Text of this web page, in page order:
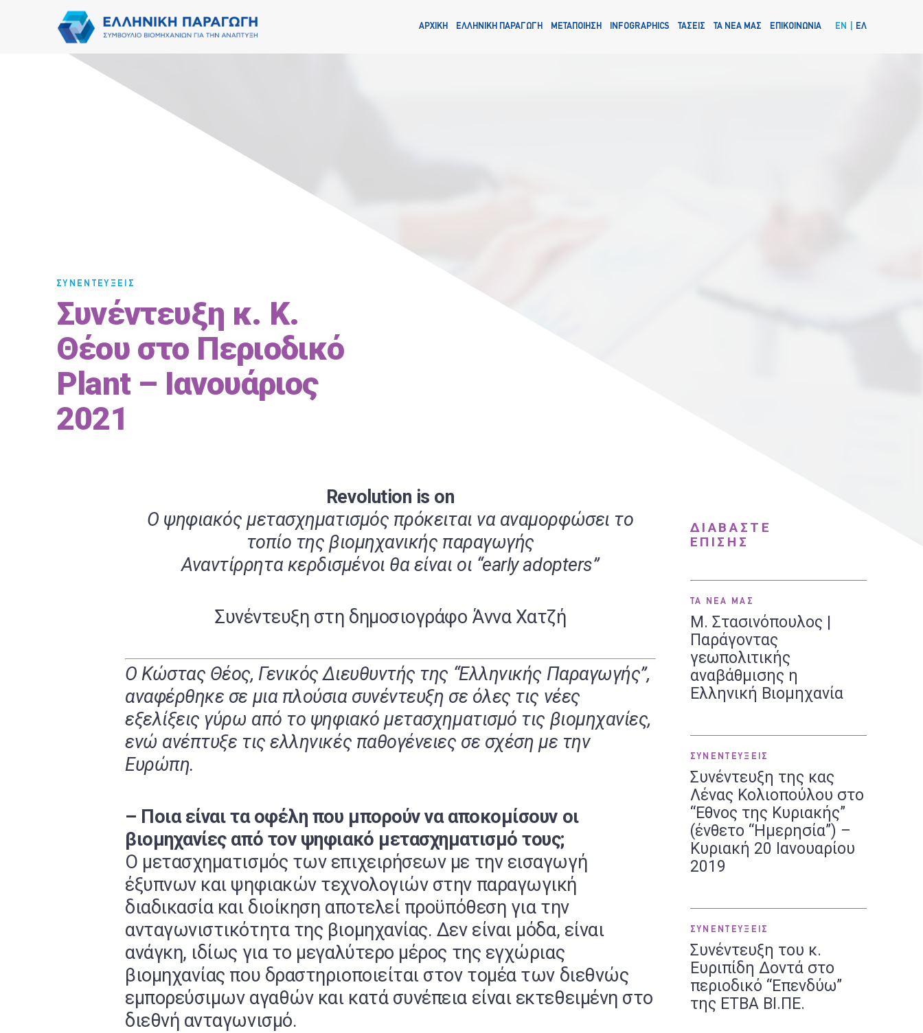
ΑΡΧΙΚΗ ΕΛΛΗΝΙΚΗ ΠΑΡΑΓΩΓΗ ΜΕΤΑΠΟΙΗΣΗ INFOGRAPHICS ΤΑΣΕΙΣ ΤΑ ΝΕΑ ΜΑΣ ΕΠΙΚΟΙΝΩΝΙΑ EN ΕΛ
ΣΥΝΕΝΤΕΥΞΕΙΣ
Συνέντευξη κ. Κ.
Θέου στο Περιοδικό
Plant – Ιανουάριος
2021
Revolution is on
Ο ψηφιακός μετασχηματισμός πρόκειται να αναμορφώσει το
τοπίο της βιομηχανικής παραγωγής
Αναντίρρητα κερδισμένοι θα είναι οι “early adopters”
Συνέντευξη στη δημοσιογράφο Άννα Χατζή
Ο Κώστας Θέος, Γενικός Διευθυντής της “Ελληνικής Παραγωγής”,
αναφέρθηκε σε μια πλούσια συνέντευξη σε όλες τις νέες
εξελίξεις γύρω από το ψηφιακό μετασχηματισμό τις βιομηχανίες,
ενώ ανέπτυξε τις ελληνικές παθογένειες σε σχέση με την
Ευρώπη.
– Ποια είναι τα οφέλη που μπορούν να αποκομίσουν οι
βιομηχανίες από τον ψηφιακό μετασχηματισμό τους;
Ο μετασχηματισμός των επιχειρήσεων με την εισαγωγή
έξυπνων και ψηφιακών τεχνολογιών στην παραγωγική
διαδικασία και διοίκηση αποτελεί προϋπόθεση για την
ανταγωνιστικότητα της βιομηχανίας. Δεν είναι μόδα, είναι
ανάγκη, ιδίως για το μεγαλύτερο μέρος της εγχώριας
βιομηχανίας που δραστηριοποιείται στον τομέα των διεθνώς
εμπορεύσιμων αγαθών και κατά συνέπεια είναι εκτεθειμένη στο
διεθνή ανταγωνισμό.
ΔΙΑΒΑΣΤΕ
ΕΠΙΣΗΣ
ΤΑ ΝΕΑ ΜΑΣ
Μ. Στασινόπουλος |
Παράγοντας
γεωπολιτικής
αναβάθμισης η
Ελληνική Βιομηχανία
ΣΥΝΕΝΤΕΥΞΕΙΣ
Συνέντευξη της κας
Λένας Κολιοπούλου στο
“Εθνος της Κυριακής”
(ένθετο “Ημερησία”) –
Κυριακή 20 Ιανουαρίου
2019
ΣΥΝΕΝΤΕΥΞΕΙΣ
Συνέντευξη του κ.
Ευριπίδη Δοντά στο
περιοδικό “Επενδύω”
της ΕΤΒΑ ΒΙ.ΠΕ.